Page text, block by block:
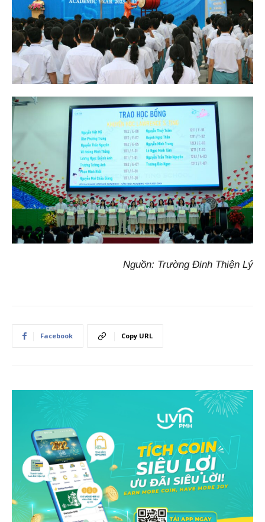
Nguồn: Trường Đinh Thiện Lý
Facebook Copy URL